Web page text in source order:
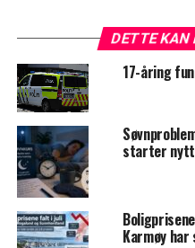
DETTE KAN
17-åring
starter
Karmøy